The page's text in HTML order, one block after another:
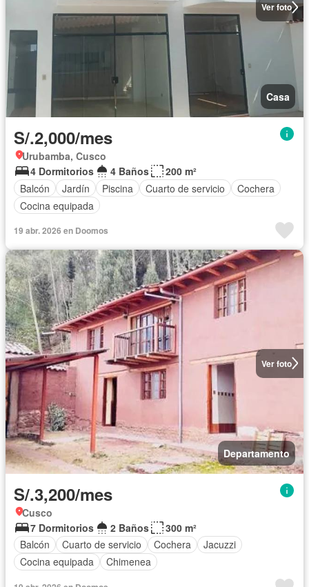
Ver foto
Casa
S/.2,000/mes
Urubamba, Cusco
4 Dormitorios
4 Baños
200 m²
Balcón
Jardín Piscina Cuarto de servicio
Cochera
Cocina equipada
19 abr. 2026 en Doomos
Ver foto
Departamento
S/.3,200/mes
Cusco
7 Dormitorios
2 Baños
300 m²
Balcón
Cuarto de servicio Cochera
Jacuzzi
Cocina equipada
Chimenea